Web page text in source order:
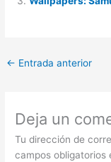
← Entrada anterior
Deja un
Tu dirección de
campos obligatorios